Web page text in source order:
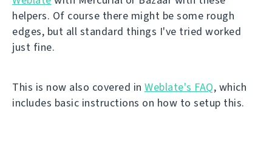
helpers. Of course there might be some rough
edges, but all standard things I've tried worked
just fine.
This is now also covered in Weblate's FAQ, which
includes basic instructions on how to setup this.